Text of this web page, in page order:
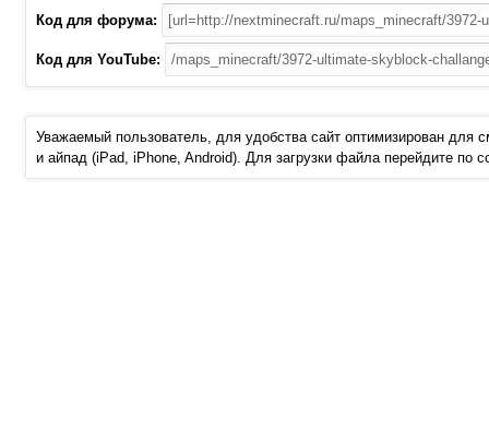
Код для форума:
Код для YouTube:
Уважаемый пользователь, для удобства сайт оптимизирован для
и айпад (iPad, iPhone, Android). Для загрузки файла перейдите по